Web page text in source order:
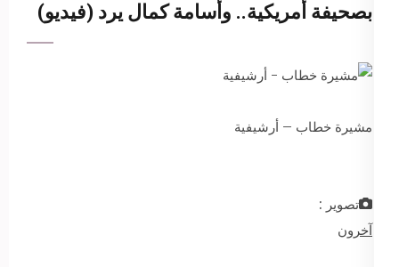
بصحيفة أمريكية.. وأسامة كمال يرد (فيديو)
مشيرة خطاب – أرشيفية
تصوير :
آخرون